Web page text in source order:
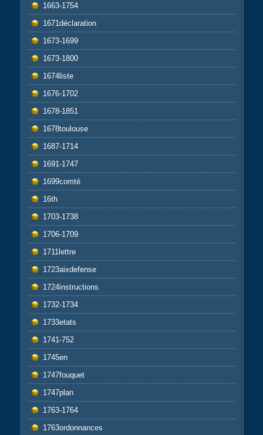
1663-1754
1671déclaration
1673-1699
1673-1800
1674liste
1676-1702
1678-1851
1678toulouse
1687-1714
1691-1747
1699comté
16th
1703-1738
1706-1709
1711lettre
1723aixdefense
1724instructions
1732-1734
1733etats
1741-752
1745en
1747fouquet
1747plan
1763-1764
1763ordonnances